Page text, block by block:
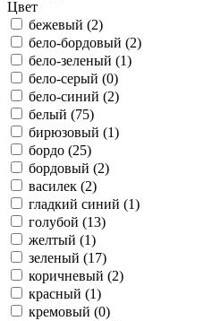
Цвет
бежевый (2)
бело-бордовый (2)
бело-зеленый (1)
бело-серый (0)
бело-синий (2)
белый (75)
бирюзовый (1)
бордо (25)
бордовый (2)
василек (2)
гладкий синий (1)
голубой (13)
желтый (1)
зеленый (17)
коричневый (2)
красный (1)
кремовый (0)